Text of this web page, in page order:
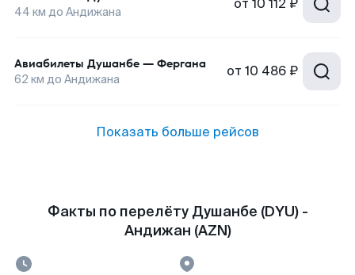
44 км до Андижана от 10 112 ₽
Авиабилеты Душанбе — Фергана
62 км до Андижана от 10 486 ₽
Показать больше рейсов
Факты по перелёту Душанбе (DYU) -
Андижан (AZN)